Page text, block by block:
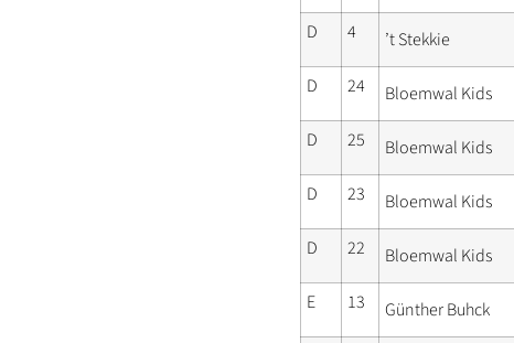
D
4 ’t Stekkie
D 24 Bloemwal Kids
D
25 Bloemwal Kids
D 23 Bloemwal Kids
D 22 Bloemwal Kids
E 13 Günther Buhck